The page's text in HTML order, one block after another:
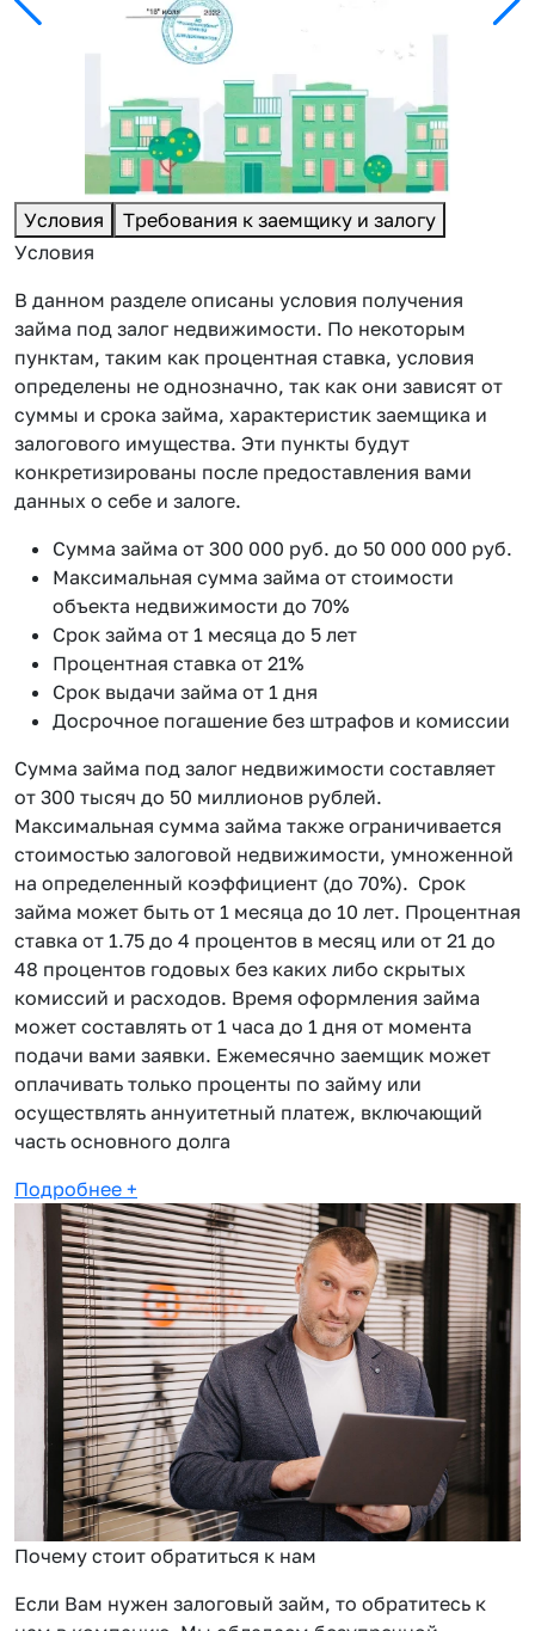
Условия
Требования к заемщику и залогу
Условия
В данном разделе описаны условия получения
займа под залог недвижимости. По некоторым
пунктам, таким как процентная ставка, условия
определены не однозначно, так как они зависят от
суммы и срока займа, характеристик заемщика и
залогового имущества. Эти пункты будут
конкретизированы после предоставления вами
данных о себе и залоге.
Сумма займа от 300 000 руб. до 50 000 000 руб.
Максимальная сумма займа от стоимости
объекта недвижимости до 70%
Срок займа от 1 месяца до 5 лет
Процентная ставка от 21%
Срок выдачи займа от 1 дня
Досрочное погашение без штрафов и комиссии
Сумма займа под залог недвижимости составляет
от 300 тысяч до 50 миллионов рублей.
Максимальная сумма займа также ограничивается
стоимостью залоговой недвижимости, умноженной
на определенный коэффициент (до 70%). Срок
займа может быть от 1 месяца до 10 лет. Процентная
ставка от 1.75 до 4 процентов в месяц или от 21 до
48 процентов годовых без каких либо скрытых
комиссий и расходов. Время оформления займа
может составлять от 1 часа до 1 дня от момента
подачи вами заявки. Ежемесячно заемщик может
оплачивать только проценты по займу или
осуществлять аннуитетный платеж, включающий
часть основного долга
Подробнее +
Почему стоит обратиться к нам
Если Вам нужен залоговый займ, то обратитесь к